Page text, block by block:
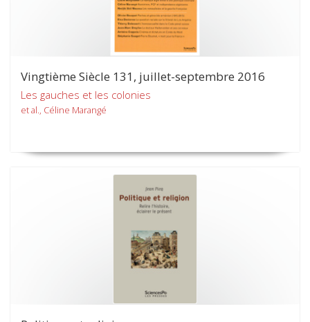
Vingtième Siècle 131, juillet-septembre 2016
Les gauches et les colonies
et al., Céline Marangé